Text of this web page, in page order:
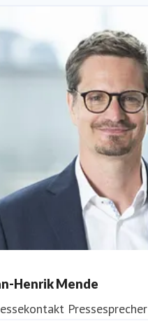
Henrik Mende
Pressesprecher